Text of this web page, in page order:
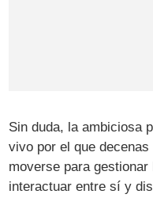
Sin duda, la ambiciosa
vivo por el que
moverse para
interactuar entre sí y